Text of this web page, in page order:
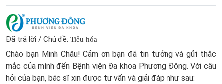
Đã trả lời / Chủ đề: Tiêu hóa
Chào bạn Minh Châu! Cảm ơn bạn đã tin tưởng và gửi thắc
mắc của mình đến Bệnh viện Đa khoa Phương Đông. Với câu
hỏi của bạn, bác sĩ xin được tư vấn và giải đáp như sau: